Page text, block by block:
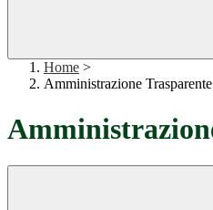
Home >
Amministrazione Trasparente